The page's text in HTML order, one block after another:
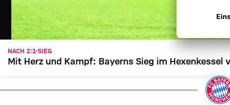
NACH 2:1-SIEG
Mit Herz und Kampf: Bayerns Sieg im Hexenkessel